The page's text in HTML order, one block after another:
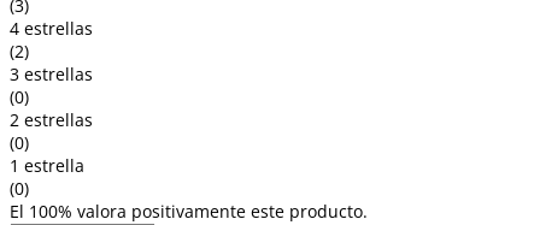
(3)
4 estrellas
(2)
3 estrellas
(0)
2 estrellas
(0)
1 estrella
(0)
El 100% valora positivamente este producto.